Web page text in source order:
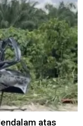
atas